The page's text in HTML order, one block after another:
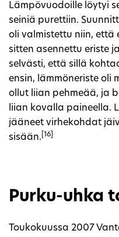
Lämpövuodoille löytyi
seiniä purettiin.
oli valmistettu niin, että
sitten asennettu eriste
selvästi, että sillä
ensin, lämmöneriste oli
ollut liian pehmeää, ja
liian kovalla paineella.
jääneet virhekohdat
sisään. [16]
Purku-uhka
Toukokuussa 2007